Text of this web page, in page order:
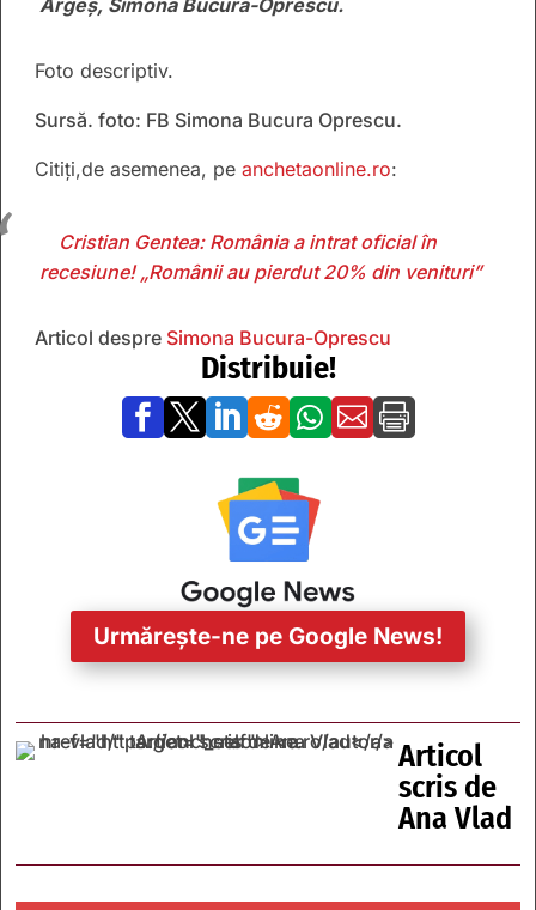
Foto descriptiv.
Sursă. foto: FB Simona Bucura Oprescu.
Citiți,de asemenea, pe anchetaonline.ro:
Cristian Gentea: România a intrat oficial în
recesiune! „Românii au pierdut 20% din venituri”
Articol despre Simona Bucura-Oprescu
Distribuie!
      
Urmărește-ne pe Google News!
Articol
scris de
Ana Vlad